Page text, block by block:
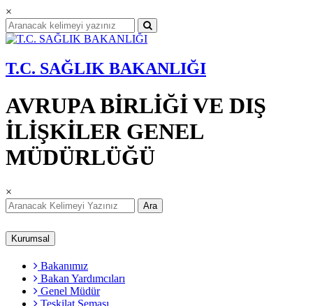
×
T.C. SAĞLIK BAKANLIĞI
AVRUPA BİRLİĞİ VE DIŞ
İLİŞKİLER GENEL
MÜDÜRLÜĞÜ
×
Ara
Kurumsal
Bakanımız
Bakan Yardımcıları
Genel Müdür
Teşkilat Şeması